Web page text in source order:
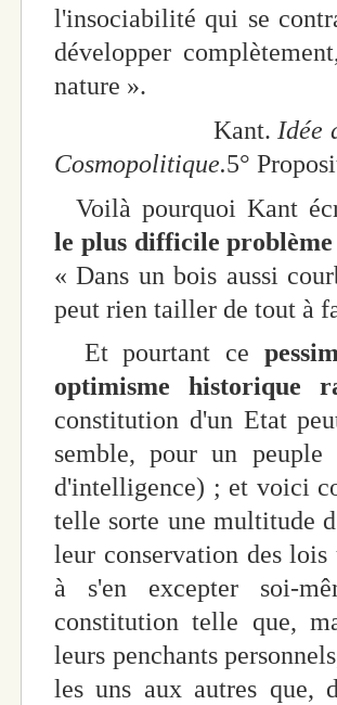
l'insociabilité qui se
développer
nature ».
Kant. Idée
Cosmopolitique.5°
Voilà pourquoi Kant
le plus difficile problème
« Dans un bois aussi
peut rien tailler de tout à
Et pourtant ce
optimisme historique
constitution d'un Etat
semble, pour un
d'intelligence) ; et voici
telle sorte une multitude
leur conservation des
à s'en excepter soi-
constitution telle que,
leurs penchants
les uns aux autres que,